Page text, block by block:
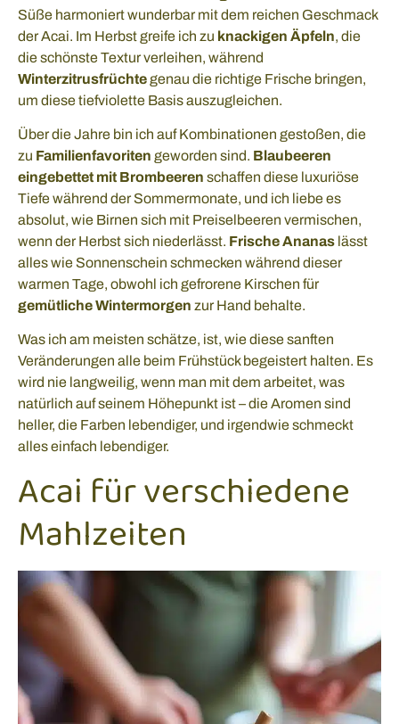
Süße harmoniert wunderbar mit dem reichen Geschmack
der Acai. Im Herbst greife ich zu knackigen Äpfeln, die
die schönste Textur verleihen, während
Winterzitrusfrüchtegenau die richtige Frische bringen,
um diese tiefviolette Basis auszugleichen.
Über die Jahre bin ich auf Kombinationen gestoßen, die
zu Familienfavoriten geworden sind. Blaubeeren
eingebettet mit Brombeeren schaffen diese luxuriöse
Tiefe während der Sommermonate, und ich liebe es
absolut, wie Birnen sich mit Preiselbeeren vermischen,
wenn der Herbst sich niederlässt. Frische Ananas lässt
alles wie Sonnenschein schmecken während dieser
warmen Tage, obwohl ich gefrorene Kirschen für
gemütliche Wintermorgen zur Hand behalte.
Was ich am meisten schätze, ist, wie diese sanften
Veränderungen alle beim Frühstück begeistert halten. Es
wird nie langweilig, wenn man mit dem arbeitet, was
natürlich auf seinem Höhepunkt ist – die Aromen sind
heller, die Farben lebendiger, und irgendwie schmeckt
alles einfach lebendiger.
Acai für verschiedene
Mahlzeiten